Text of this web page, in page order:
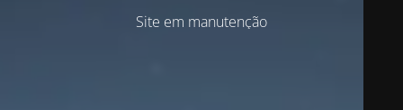
Site em manutenção